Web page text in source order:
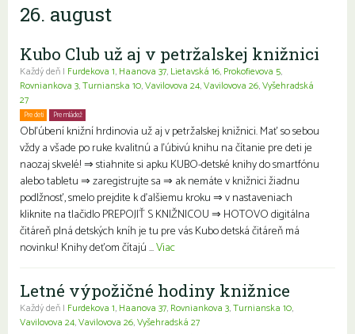
26. august
Kubo Club už aj v petržalskej knižnici
Každý deň | Furdekova 1, Haanova 37, Lietavská 16, Prokofievova 5,
Rovniankova 3,Turnianska 10,Vavilovova 24,Vavilovova 26,Vyšehradská
27
Pre deti Pre mládež
Obľúbení knižní hrdinovia už aj v petržalskej knižnici. Mať so sebou
vždy a všade po ruke kvalitnú a ľúbivú knihu na čítanie pre deti je
naozaj skvelé! ⇒ stiahnite si apku KUBO-detské knihy do smartfónu
alebo tabletu ⇒ zaregistrujte sa ⇒ ak nemáte v knižnici žiadnu
podlžnosť, smelo prejdite k ďalšiemu kroku ⇒ v nastaveniach
kliknite na tlačidlo PREPOJIŤ S KNIŽNICOU ⇒ HOTOVO digitálna
čitáreň plná detských kníh je tu pre vás Kubo detská čitáreň má
novinku! Knihy deťom čítajú ...Viac
Letné výpožičné hodiny knižnice
Každý deň | Furdekova 1, Haanova 37, Rovniankova 3,Turnianska 10,
Vavilovova 24,Vavilovova 26,Vyšehradská 27